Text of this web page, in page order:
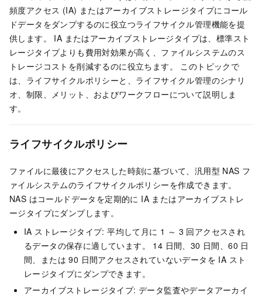
頻度アクセス (IA) またはアーカイブストレージタイプにコール
ドデータをダンプするのに役立つライフサイクル管理機能を提
供します。 IA またはアーカイブストレージタイプは、標準スト
レージタイプよりも費用対効果が高く、ファイルシステムのス
トレージコストを削減するのに役立ちます。 このトピックで
は、ライフサイクルポリシーと、ライフサイクル管理のシナリ
オ、制限、メリット、およびワークフローについて説明しま
す。
ライフサイクルポリシー
ファイルに最後にアクセスした時刻に基づいて、汎用型 NAS フ
ァイルシステムのライフサイクルポリシーを作成できます。
NAS はコールドデータを定期的に IA またはアーカイブストレ
ージタイプにダンプします。
IA ストレージタイプ: 平均して月に 1 ～ 3 回アクセスされ
るデータの保存に適しています。 14 日間、30 日間、60 日
間、または 90 日間アクセスされていないデータを IA スト
レージタイプにダンプできます。
アーカイブストレージタイプ: データ監査やデータアーカイ